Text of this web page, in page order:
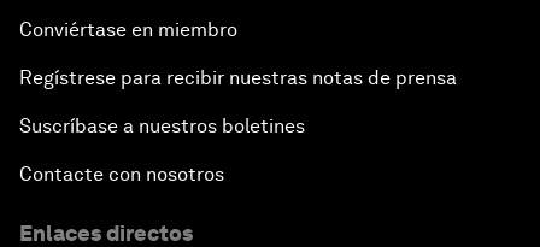
Conviértase en miembro
Regístrese para recibir nuestras notas de prensa
Suscríbase a nuestros boletines
Contacte con nosotros
Enlaces directos